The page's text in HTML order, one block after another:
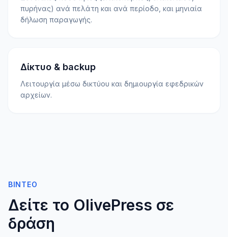
πυρήνας) ανά πελάτη και ανά περίοδο, και μηνιαία
δήλωση παραγωγής.
Δίκτυο & backup
Λειτουργία μέσω δικτύου και δημιουργία εφεδρικών
αρχείων.
ΒΊΝΤΕΟ
Δείτε το OlivePress σε
δράση